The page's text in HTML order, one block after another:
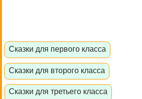
Сказки для первого класса
Сказки для второго класса
Сказки для третьего класса